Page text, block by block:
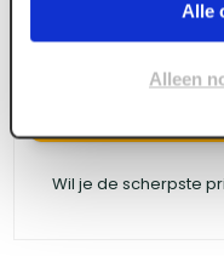
Alle
Alleen
Wil je de scherpste